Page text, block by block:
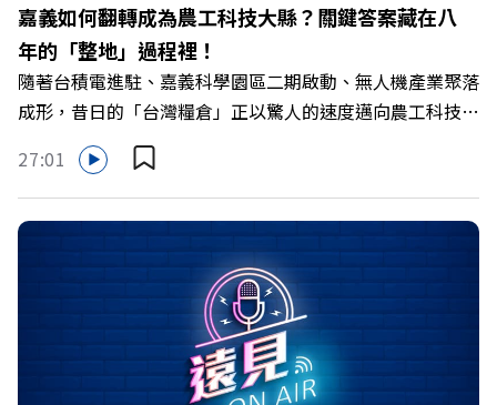
嘉義如何翻轉成為農工科技大縣？關鍵答案藏在八
年的「整地」過程裡！
隨著台積電進駐、嘉義科學園區二期啟動、無人機產業聚落
成形，昔日的「台灣糧倉」正以驚人的速度邁向農工科技大
縣。在智慧農業、精品農產與「嘉義優鮮」品牌同步升級的
推動下，嘉義縣政府成功打破過往傳統農業縣的侷限，讓返
鄉子弟不僅能「回得來、留得下、活得好」，更為地方累積
迎向黃金十年的發展動能。 本集《遠見ON AIR》邀請嘉義
縣長翁章梁、立法委員蔡易餘、財信傳媒集團董事長謝金
河、紙風車劇團創辦人李永豐、以及嘉義縣人力發展所所長
許喻理。帶你深入剖析《嘉義被看見了》書中收錄的八年轉
型故事，讀懂這段洗天換地的歷程，並共同看見下一個黃金
十年的發展藍圖！ 🔺翁章梁縣長如何攜手團隊，在大牌林
27:01